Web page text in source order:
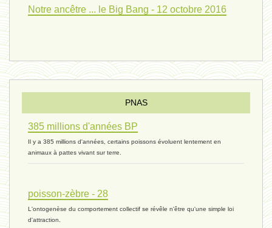
monogamie 03 - 21 novembre 2023 *
évolution 06 - 9 novembre 2023 *
Notre ancêtre ... le Big Bang - 12 octobre 2016
PNAS
385 millions d'années BP
Il y a 385 millions d'années, certains poissons évoluent lentement en
animaux à pattes vivant sur terre.
poisson-zèbre - 28
L'ontogenèse du comportement collectif se révêle n'être qu'une simple loi
d'attraction.